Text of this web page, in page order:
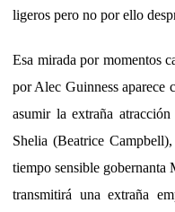
ligeros pero no por ello
Esa mirada por momentos
por Alec Guinness aparece
asumir la extraña
Shelia (Beatrice
tiempo sensible gobernanta
transmitirá una extraña